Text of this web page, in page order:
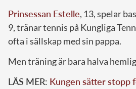
Prinsessan Estelle, 13, spelar
9, tränar tennis på Kungliga
ofta i sällskap med sin pappa.
Men träning är bara halva
LÄS MER: Kungen sätter stopp